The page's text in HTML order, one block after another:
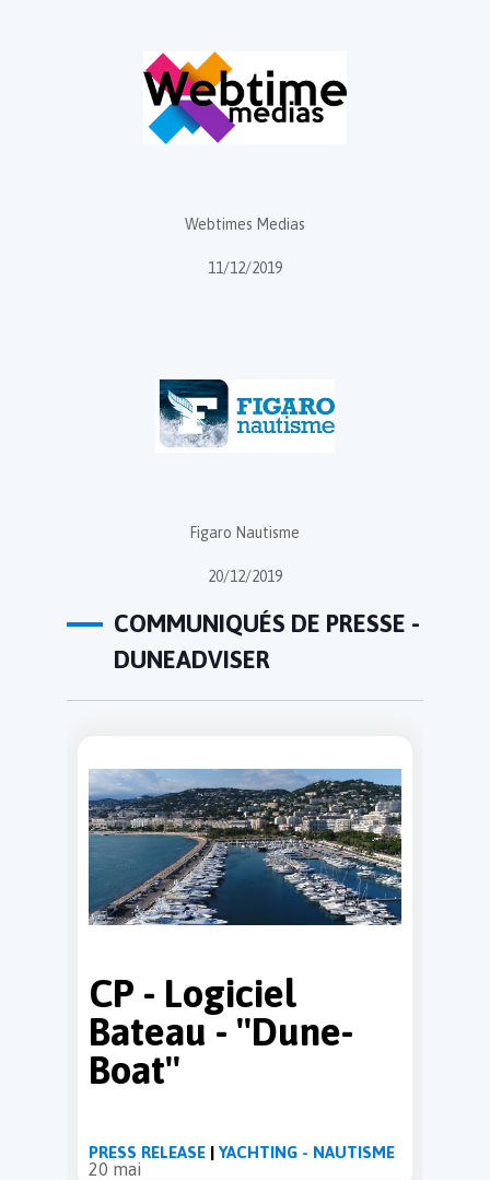
Webtimes Medias
11/12/2019
Figaro Nautisme
20/12/2019
COMMUNIQUÉS DE PRESSE -
DUNEADVISER
CP - Logiciel
Bateau - ''Dune-
Boat''
PRESS RELEASE| YACHTING - NAUTISME
20 mai